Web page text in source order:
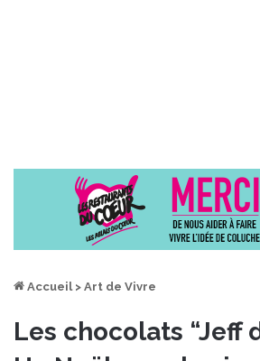
Accueil > Art de Vivre
Les chocolats “Jeff